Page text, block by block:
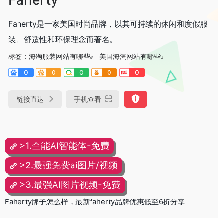
Faherty是一家美国时尚品牌，以其可持续的休闲和度假服
装、舒适性和环保理念而著名。
标签： 海淘服装网站有哪些
美国海淘网站有哪些
0
0 0 0 0
链接直达 手机查看
>1.全能AI智能体-免费
>2.最强免费ai图片/视频
>3.最强AI图片视频-免费
Faherty牌子怎么样，最新faherty品牌优惠低至6折分享